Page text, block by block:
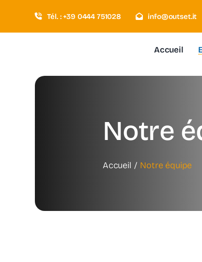
Tél. : +39 0444 751028 info@outset.it
Accueil
Notre
Accueil Notre équipe